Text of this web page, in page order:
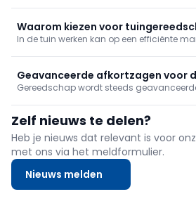
afkortzaag.
Waarom kiezen voor
In de tuin werken kan op een efficiënte
een aantal tips voor tuinonderhoud bij.
Geavanceerde afkortzagen voor
Gereedschap wordt steeds
klusser zo gemakkelijk mogelijk wil maken.
Zelf nieuws te delen?
Heb je nieuws dat relevant is voor
met ons via het meldformulier.
Nieuws melden